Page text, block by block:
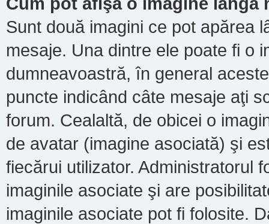
Sunt două imagini ce pot apărea
mesaje. Una dintre ele poate fi o
dumneavoastră, în general
puncte indicând câte mesaje aţi
forum. Cealaltă, de obicei o
de avatar (imagine asociată) şi
fiecărui utilizator. Administratorul
imaginile asociate şi are
imaginile asociate pot fi folosite.